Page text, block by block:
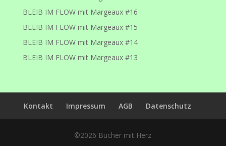
BLEIB IM FLOW mit Margeaux #16
BLEIB IM FLOW mit Margeaux #15
BLEIB IM FLOW mit Margeaux #14
BLEIB IM FLOW mit Margeaux #13
Kontakt Impressum AGB Datenschutz
©2026 Bücher mit Herz